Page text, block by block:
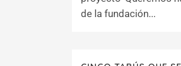
de la fundación...